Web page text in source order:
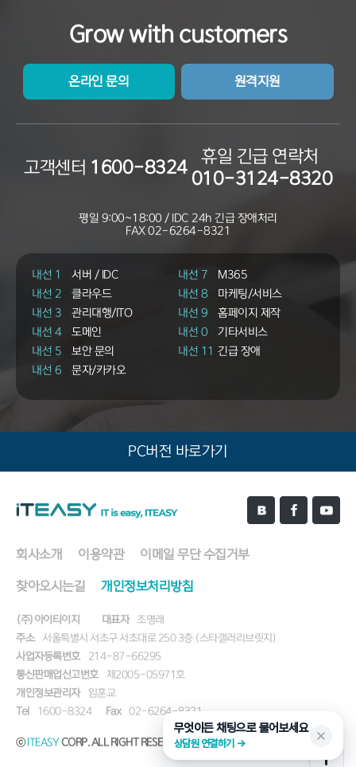
Grow with customers
온라인 문의 원격지원
고객센터 1600-8324
휴일 긴급 연락처
010-3124-8320
평일 9:00~18:00 / IDC 24h 긴급 장애처리
FAX02-6264-8321
내선 1 서버 / IDC 내선 7
M365
내선 2
클라우드 내선 8
마케팅/서비스
내선 3
관리대행/ITO 내선 9
홈페이지 제작
내선 4
도메인 내선 0
기타서비스
내선 5
보안 문의 내선 11 긴급 장애
내선 6
문자/카카오
PC버전 바로가기
회사소개 이용약관 이메일 무단 수집거부
찾아오시는길 개인정보처리방침
(주)아이티이지 대표자
조명래
주소
서울특별시 서초구 서초대로 250 3층 (스타갤러리브릿지)
사업자등록번호
214-87-66295
통신판매업신고번호
제2005-05971호
개인정보관리자
임훈교
Tel
1600-8324 Fax 02-6264-8321
ⓒ ITEASY CORP. ALL RIGHT RESERVED.
무엇이든 채팅으로 물어보세요
상담원 연결하기 →